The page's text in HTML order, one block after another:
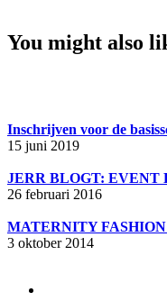
You might also
Inschrijven voor de
15 juni 2019
JERR BLOGT: EVENT
26 februari 2016
MATERNITY
3 oktober 2014